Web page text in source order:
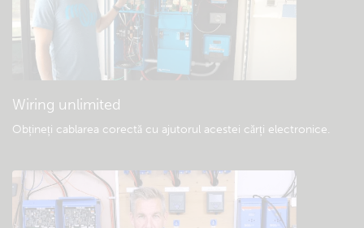
Descărcări generale și documentație
Wiring unlimited
Obțineți cablarea corectă cu ajutorul acestei cărți electronice.